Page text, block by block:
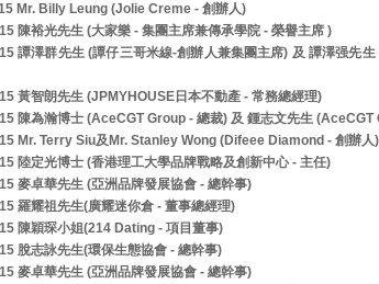
Mr. Billy Leung (Jolie Creme - 創辦人)
陳裕光先生 (大家樂 - 集團主席兼傳承學院 - 榮譽主席 )
譚澤群先生 (譚仔三哥米線-創辦人兼集團主席) 及 譚澤强先
黃智朗先生 (JPMYHOUSE日本不動產 - 常務總經理)
陳為瀚博士 (AceCGT Group - 總裁) 及 鍾志文先生 (AceCGT
Mr. Terry Siu及Mr. Stanley Wong (Difeee Diamond - 創辦人)
陸定光博士 (香港理工大學品牌戰略及創新中心 - 主任)
麥卓華先生 (亞洲品牌發展協會 - 總幹事)
羅耀祖先生(廣耀迷你倉 - 董事總經理)
陳穎琛小姐(214 Dating - 項目董事)
脫志詠先生(環保生態協會 - 總幹事)
麥卓華先生 (亞洲品牌發展協會 - 總幹事)